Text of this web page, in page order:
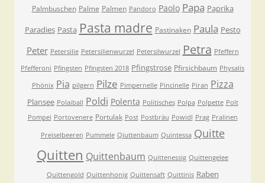
Palmbuschen Palme Palmen Pandoro Paolo Papa Paprika
Paradies Pasta Pasta madre Pastinaken Paula Pesto
Peter Petersilie Petersilienwurzel Petersilwurzel Petra Pfeffern
Pfefferoni Pfingsten Pfingsten 2018 Pfingstrose Pfirsichbaum Physalis
Phönix Pia pilgern Pilze Pimpernelle Pincinelle Piran Pizza
Plansee Polaiball Poldi Polenta Politisches Polpa Polpette Polt
Pompei Portovenere Portulak Post Postbräu Powidl Prag Pralinen
Preiselbeeren Pummele Qiuttenbaum Quintessa Quitte
Quitten Quittenbaum Quittenessig Quittengelee
Quittengold Quittenhonig Quittensaft Quittinis Raben